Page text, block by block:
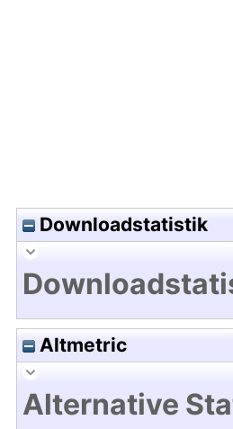
Downloadstatistik
Altmetric
Alternative